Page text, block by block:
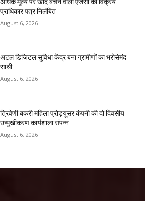
अधिक मूल्य पर खाद बेचने वाली एजेंसी का विक्रय
प्राधिकार पत्र निलंबित
August 6, 2026
अटल डिजिटल सुविधा केंद्र बना ग्रामीणों का भरोसेमंद
साथी
August 6, 2026
त्रिवेणी बकरी महिला प्रोड्यूसर कंपनी की दो दिवसीय
उन्मुखीकरण कार्यशाला संपन्न
August 6, 2026